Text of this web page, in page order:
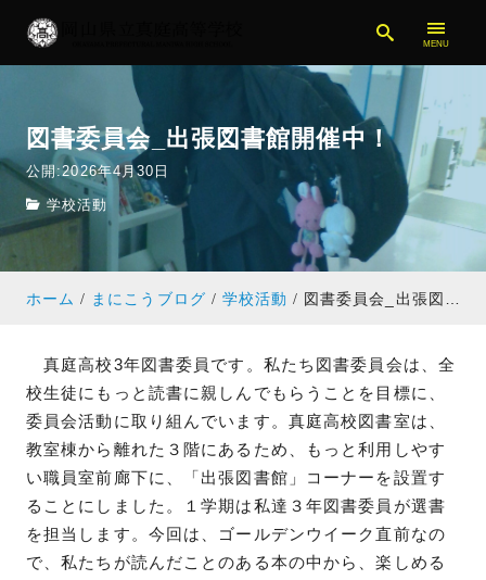
図書委員会_出張図書館開催中！
公開:2026年4月30日
学校活動
ホーム まにこうブログ 学校活動 図書委員会_出張図書館開催中！
真庭高校3年図書委員です。私たち図書委員会は、全
校生徒にもっと読書に親しんでもらうことを目標に、
委員会活動に取り組んでいます。真庭高校図書室は、
教室棟から離れた３階にあるため、もっと利用しやす
い職員室前廊下に、「出張図書館」コーナーを設置す
ることにしました。１学期は私達３年図書委員が選書
を担当します。今回は、ゴールデンウイーク直前なの
で、私たちが読んだことのある本の中から、楽しめる